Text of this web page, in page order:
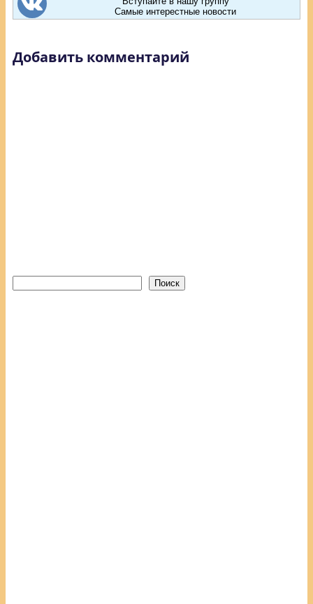
Самые интерестные новости
Добавить комментарий
Поиск